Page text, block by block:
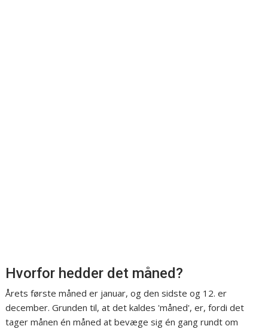
Hvorfor hedder det måned?
Årets første måned er januar, og den sidste og 12. er
december. Grunden til, at det kaldes 'måned', er, fordi det
tager månen én måned at bevæge sig én gang rundt om